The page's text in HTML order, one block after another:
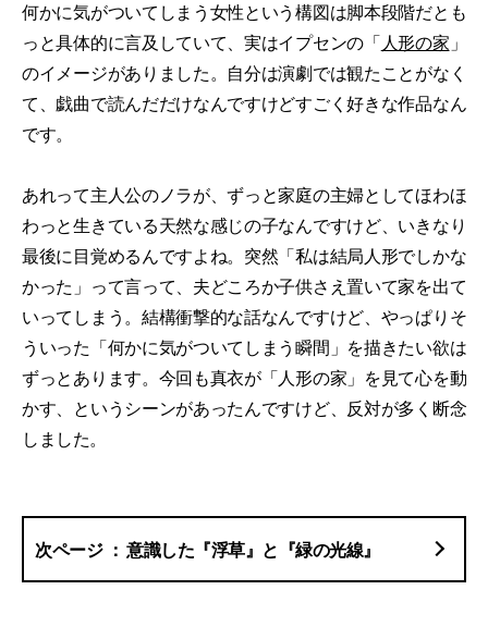
何かに気がついてしまう女性という構図は脚本段階だとも
っと具体的に言及していて、実はイプセンの「 人形の家 」
のイメージがありました。自分は演劇では観たことがなく
て、戯曲で読んだだけなんですけどすごく好きな作品なん
です。
あれって主人公のノラが、ずっと家庭の主婦としてほわほ
わっと生きている天然な感じの子なんですけど、いきなり
最後に目覚めるんですよね。突然「私は結局人形でしかな
かった」って言って、夫どころか子供さえ置いて家を出て
いってしまう。結構衝撃的な話なんですけど、やっぱりそ
ういった「何かに気がついてしまう瞬間」を描きたい欲は
ずっとあります。今回も真衣が「人形の家」を見て心を動
かす、というシーンがあったんですけど、反対が多く断念
しました。
意識した『浮草』と『緑の光線』